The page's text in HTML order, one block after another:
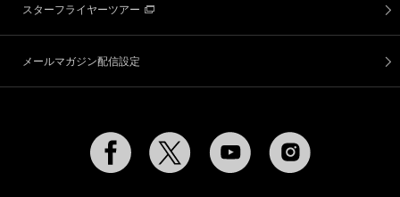
スターフライヤーツアー
メールマガジン配信設定
Facebook Twitter YouTube Instagram